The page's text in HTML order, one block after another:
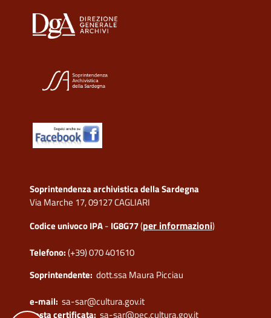
Soprintendenza archivistica della Sardegna
Via Marche 17, 09127 CAGLIARI
Codice univoco IPA- IG8G77(per informazioni)
Telefono:(+39) 070 401610
Soprintendente: dott.ssa Maura Picciau
e-mail: sa-sar@cultura.gov.it
posta certificata: sa-sar@pec.cultura.gov.it